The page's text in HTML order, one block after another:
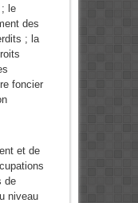
; le
des
; la
foncier
et de
de
niveau